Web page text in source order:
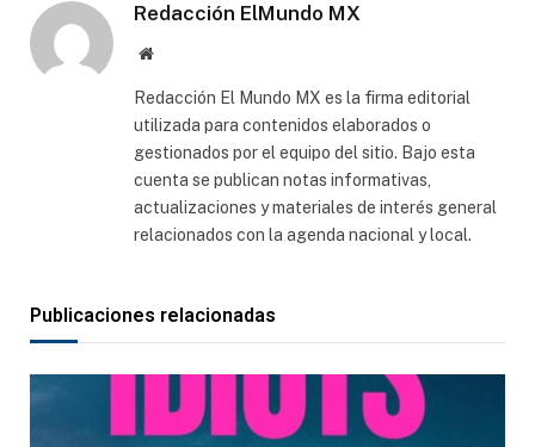
Redacción ElMundo MX
Sitio
Redacción El Mundo MX es la firma editorial
utilizada para contenidos elaborados o
gestionados por el equipo del sitio. Bajo esta
cuenta se publican notas informativas,
actualizaciones y materiales de interés general
relacionados con la agenda nacional y local.
Publicaciones relacionadas